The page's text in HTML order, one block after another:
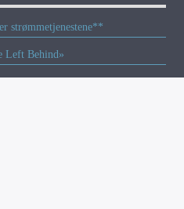
strømmetjenestene**
Left Behind»